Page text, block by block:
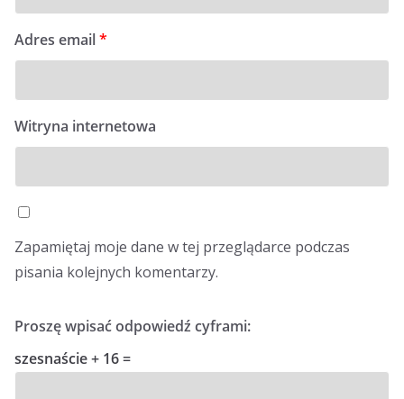
Adres email*
Witryna internetowa
Zapamiętaj moje dane w tej przeglądarce podczas
pisania kolejnych komentarzy.
Proszę wpisać odpowiedź cyframi:
szesnaście + 16 =